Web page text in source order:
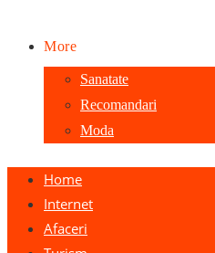
More
Sanatate
Recomandari
Moda
Home
Internet
Afaceri